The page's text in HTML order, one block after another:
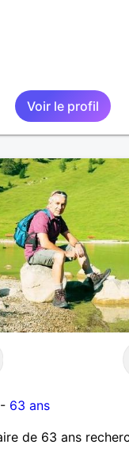
Voir le profil
- 63 ans
de 63 ans